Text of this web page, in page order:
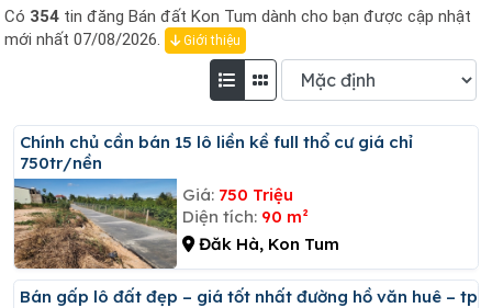
Có 354 tin đăng Bán đất Kon Tum dành cho bạn được cập nhật
mới nhất 07/08/2026.
Giới thiệu
Chính chủ cần bán 15 lô liền kề full thổ cư giá chỉ
750tr/nền
Giá: 750 Triệu
Diện tích: 90 m²
Đăk Hà, Kon Tum
Bán gấp lô đất đẹp – giá tốt nhất đường hồ văn huê – tp